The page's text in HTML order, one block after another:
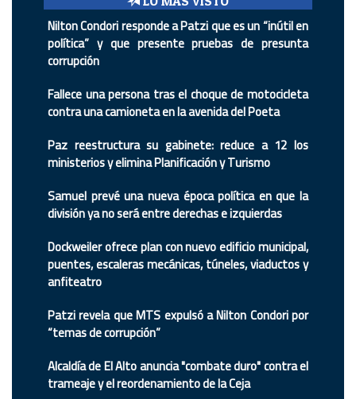
Nilton Condori responde a Patzi que es un “inútil en
política” y que presente pruebas de presunta
corrupción
Fallece una persona tras el choque de motocicleta
contra una camioneta en la avenida del Poeta
Paz reestructura su gabinete: reduce a 12 los
ministerios y elimina Planificación y Turismo
Samuel prevé una nueva época política en que la
división ya no será entre derechas e izquierdas
Dockweiler ofrece plan con nuevo edificio municipal,
puentes, escaleras mecánicas, túneles, viaductos y
anfiteatro
Patzi revela que MTS expulsó a Nilton Condori por
“temas de corrupción”
Alcaldía de El Alto anuncia "combate duro" contra el
trameaje y el reordenamiento de la Ceja